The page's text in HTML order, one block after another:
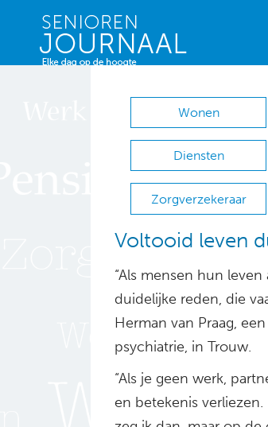
Wonen
Diensten
Zorgverzekeraar
Voltooid leven
“Als mensen hun
duidelijke reden, die
Herman van Praag,
psychiatrie, in Trouw.
“Als je geen werk,
en betekenis